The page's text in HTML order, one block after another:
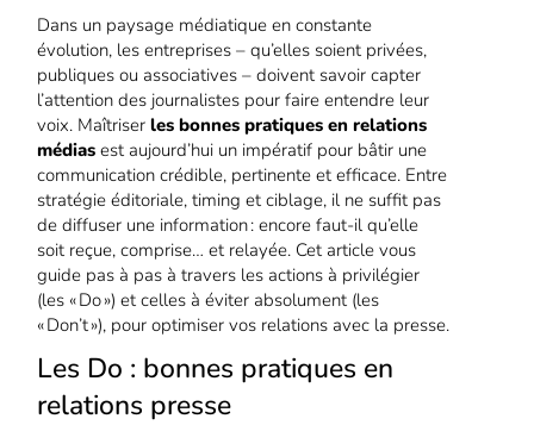
Dans un paysage médiatique en constante
évolution, les entreprises – qu’elles soient privées,
publiques ou associatives – doivent savoir capter
l’attention des journalistes pour faire entendre leur
voix. Maîtriserles bonnes pratiques en relations
médias est aujourd’hui un impératif pour bâtir une
communication crédible, pertinente et efficace. Entre
stratégie éditoriale, timing et ciblage, il ne suffit pas
de diffuser une information : encore faut-il qu’elle
soit reçue, comprise… et relayée. Cet article vous
guide pas à pas à travers les actions à privilégier
(les « Do ») et celles à éviter absolument (les
« Don’t »), pour optimiser vos relations avec la presse.
Les Do : bonnes pratiques en
relations presse